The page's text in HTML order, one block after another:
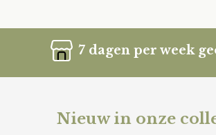
7 dagen per week
Nieuw in onze